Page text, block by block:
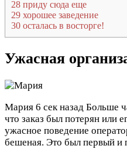
28 приду сюда еще
29 хорошее заведение
30 осталась в восторге!
Ужасная
Мария 6 сек назад Больше
что заказ был потерян или
ужасное поведение
бешеная. Это был первый и